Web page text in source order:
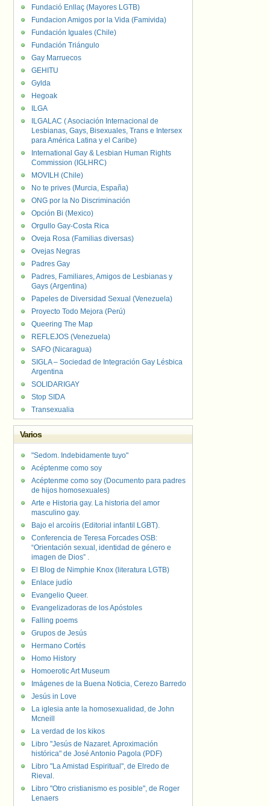
Fundació Enllaç (Mayores LGTB)
Fundacion Amigos por la Vida (Famivida)
Fundación Iguales (Chile)
Fundación Triángulo
Gay Marruecos
GEHITU
Gylda
Hegoak
ILGA
ILGALAC ( Asociación Internacional de
Lesbianas, Gays, Bisexuales, Trans e Intersex
para América Latina y el Caribe)
International Gay & Lesbian Human Rights
Commission (IGLHRC)
MOVILH (Chile)
No te prives (Murcia, España)
ONG por la No Discriminación
Opción Bi (Mexico)
Orgullo Gay-Costa Rica
Oveja Rosa (Familias diversas)
Ovejas Negras
Padres Gay
Padres, Familiares, Amigos de Lesbianas y
Gays (Argentina)
Papeles de Diversidad Sexual (Venezuela)
Proyecto Todo Mejora (Perú)
Queering The Map
REFLEJOS (Venezuela)
SAFO (Nicaragua)
SIGLA – Sociedad de Integración Gay Lésbica
Argentina
SOLIDARIGAY
Stop SIDA
Transexualia
Varios
"Sedom. Indebidamente tuyo"
Acéptenme como soy
Acéptenme como soy (Documento para padres
de hijos homosexuales)
Arte e Historia gay. La historia del amor
masculino gay.
Bajo el arcoíris (Editorial infantil LGBT).
Conferencia de Teresa Forcades OSB:
“Orientación sexual, identidad de género e
imagen de Dios” .
El Blog de Nimphie Knox (literatura LGTB)
Enlace judío
Evangelio Queer.
Evangelizadoras de los Apóstoles
Falling poems
Grupos de Jesús
Hermano Cortés
Homo History
Homoerotic Art Museum
Imágenes de la Buena Noticia, Cerezo Barredo
Jesús in Love
La iglesia ante la homosexualidad, de John
Mcneill
La verdad de los kikos
Libro "Jesús de Nazaret. Aproximación
histórica" de José Antonio Pagola (PDF)
Libro "La Amistad Espiritual", de Elredo de
Rieval.
Libro "Otro cristianismo es posible", de Roger
Lenaers